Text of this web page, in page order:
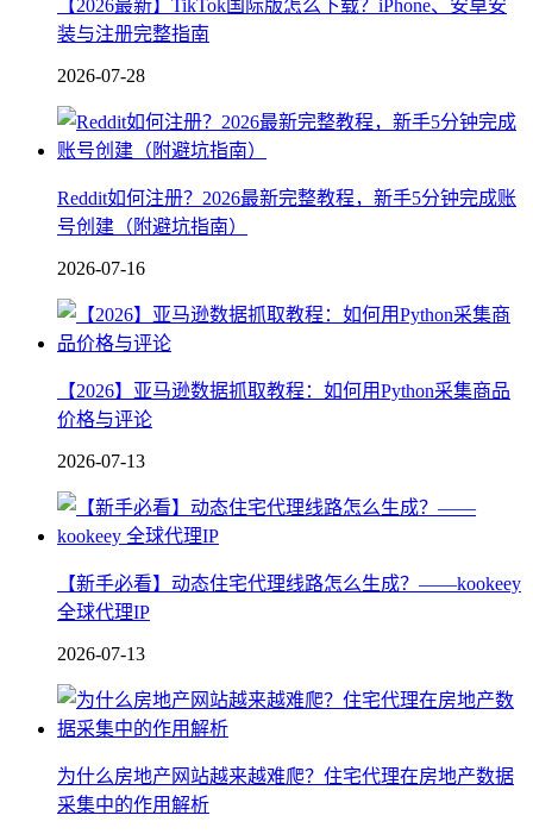
【2026最新】TikTok国际版怎么下载？iPhone、安卓安
装与注册完整指南
2026-07-28
Reddit如何注册？2026最新完整教程，新手5分钟完成账
号创建（附避坑指南）
2026-07-16
【2026】亚马逊数据抓取教程：如何用Python采集商品
价格与评论
2026-07-13
【新手必看】动态住宅代理线路怎么生成？——kookeey
全球代理IP
2026-07-13
为什么房地产网站越来越难爬？住宅代理在房地产数据
采集中的作用解析